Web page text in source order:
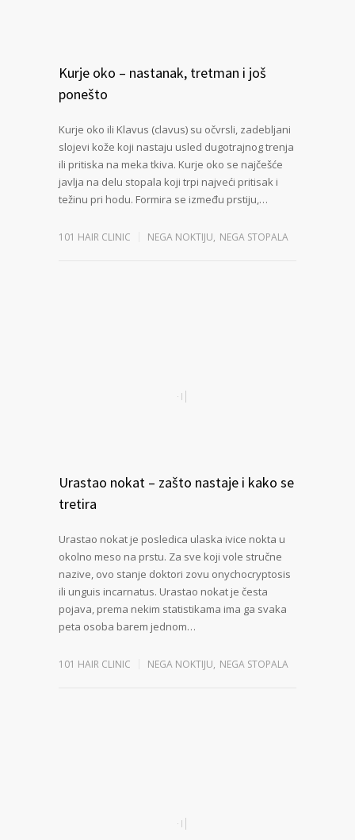
Kurje oko – nastanak, tretman i još
ponešto
Kurje oko ili Klavus (clavus) su očvrsli, zadebljani
slojevi kože koji nastaju usled dugotrajnog trenja
ili pritiska na meka tkiva. Kurje oko se najčešće
javlja na delu stopala koji trpi najveći pritisak i
težinu pri hodu. Formira se između prstiju,…
101 HAIR CLINIC NEGA NOKTIJU, NEGA STOPALA
Urastao nokat – zašto nastaje i kako se
tretira
Urastao nokat je posledica ulaska ivice nokta u
okolno meso na prstu. Za sve koji vole stručne
nazive, ovo stanje doktori zovu onychocryptosis
ili unguis incarnatus. Urastao nokat je česta
pojava, prema nekim statistikama ima ga svaka
peta osoba barem jednom…
101 HAIR CLINIC NEGA NOKTIJU, NEGA STOPALA